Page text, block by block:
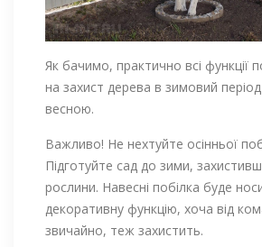
Як бачимо, практично всі функції
на захист дерева в зимовий
весною.
Важливо! Не нехтуйте осінньої
Підготуйте сад до зими,
рослини. Навесні побілка буде
декоративну функцію, хоча від
звичайно, теж захистить.